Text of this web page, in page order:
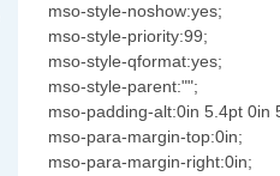
mso-style-noshow:yes;
mso-style-priority:99;
mso-style-qformat:yes;
mso-style-parent:"";
mso-padding-alt:0in 5.4pt 0in
mso-para-margin-top:0in;
mso-para-margin-right:0in;